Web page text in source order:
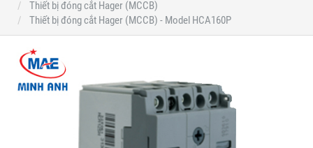
Thiết bị đóng cắt Hager (MCCB)
Thiết bị đóng cắt Hager (MCCB) - Model HCA160P